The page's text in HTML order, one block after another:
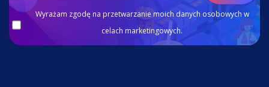
Wyrażam zgodę na przetwarzanie moich danych osobowych w
celach marketingowych.